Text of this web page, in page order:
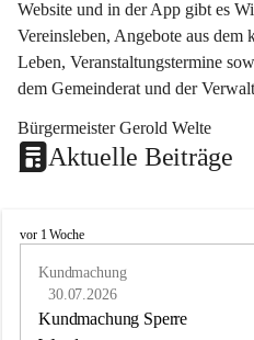
Website und in der App gibt es
Vereinsleben, Angebote aus dem
Leben, Veranstaltungstermine
dem Gemeinderat und der
Bürgermeister Gerold Welte
Aktuelle Beiträge
L
vor 1 Woche
Kundmachung
30.07.2026
Kundmachung Sperre